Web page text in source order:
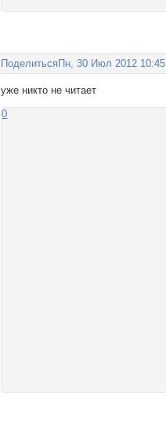
Поделиться Пн, 30 Июл 2012 10:45
уже никто не читает
0